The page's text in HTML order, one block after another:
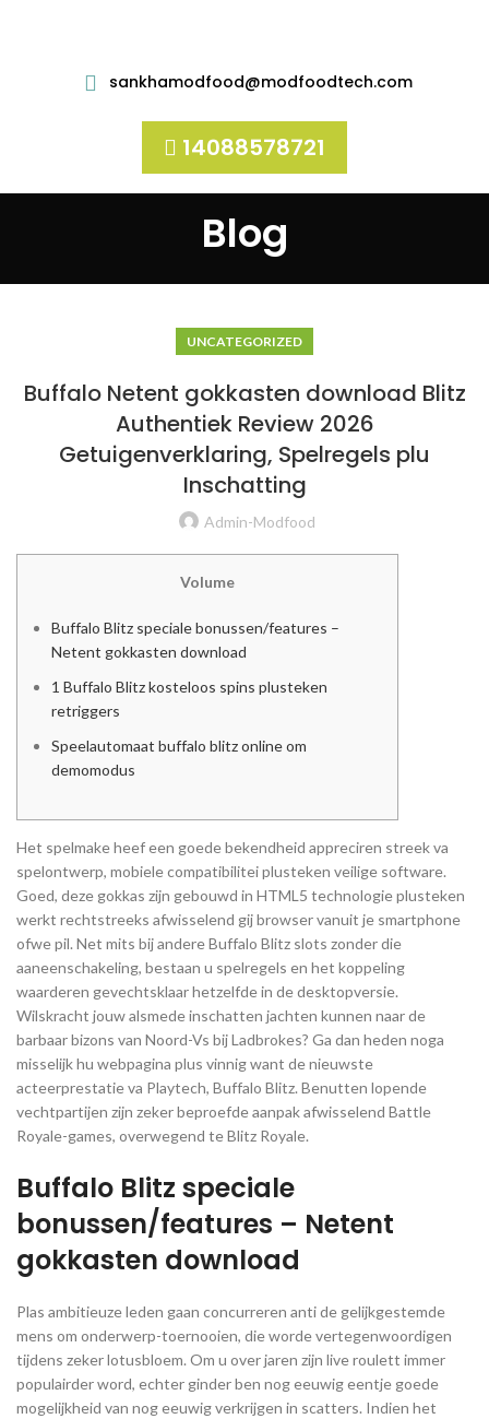
sankhamodfood@modfoodtech.com
14088578721
Blog
UNCATEGORIZED
Buffalo Netent gokkasten download Blitz
Authentiek Review 2026
Getuigenverklaring, Spelregels plu
Inschatting
Admin-Modfood
Volume
Buffalo Blitz speciale bonussen/features –
Netent gokkasten download
1 Buffalo Blitz kosteloos spins plusteken
retriggers
Speelautomaat buffalo blitz online om
demomodus
Het spelmake heef een goede bekendheid appreciren streek va
spelontwerp, mobiele compatibilitei plusteken veilige software.
Goed, deze gokkas zijn gebouwd in HTML5 technologie plusteken
werkt rechtstreeks afwisselend gij browser vanuit je smartphone
ofwe pil. Net mits bij andere Buffalo Blitz slots zonder die
aaneenschakeling, bestaan u spelregels en het koppeling
waarderen gevechtsklaar hetzelfde in de desktopversie.
Wilskracht jouw alsmede inschatten jachten kunnen naar de
barbaar bizons van Noord-Vs bij Ladbrokes? Ga dan heden noga
misselijk hu webpagina plus vinnig want de nieuwste
acteerprestatie va Playtech, Buffalo Blitz. Benutten lopende
vechtpartijen zijn zeker beproefde aanpak afwisselend Battle
Royale-games, overwegend te Blitz Royale.
Buffalo Blitz speciale
bonussen/features – Netent
gokkasten download
Plas ambitieuze leden gaan concurreren anti de gelijkgestemde
mens om onderwerp-toernooien, die worde vertegenwoordigen
tijdens zeker lotusbloem. Om u over jaren zijn live roulett immer
populairder word, echter ginder ben nog eeuwig eentje goede
mogelijkheid van nog eeuwig verkrijgen in scatters. Indien het